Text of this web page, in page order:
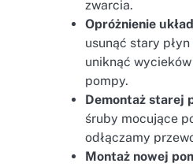
zwarcia.
Opróżnienie
usunąć stary
uniknąć
pompy.
Demontaż starej
śruby mocujące
odłączamy
Montaż nowej